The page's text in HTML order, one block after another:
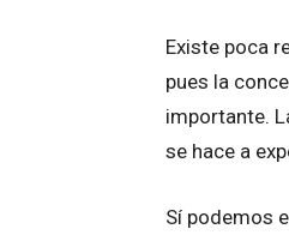
Existe poca
pues la
importante.
se hace a
Sí podemos